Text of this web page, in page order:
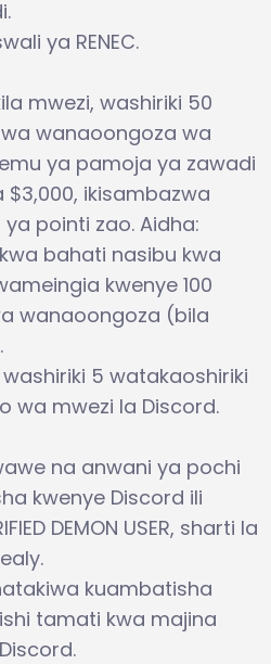
ya RENEC.
mwezi, washiriki 50
wanaoongoza wa
ya pamoja ya zawadi
$3,000, ikisambazwa
pointi zao. Aidha:
bahati nasibu kwa
kwenye 100
wanaoongoza (bila
5 watakaoshiriki
wa mwezi la Discord.
na anwani ya pochi
kwenye Discord ili
DEMON USER, sharti la
kuambatisha
tamati kwa majina